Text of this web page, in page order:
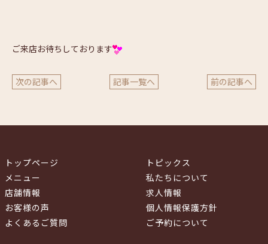
ご来店お待ちしております
次の記事へ 記事一覧へ 前の記事へ
トップページ
メニュー
店舗情報
お客様の声
よくあるご質問
トピックス
私たちについて
求人情報
個人情報保護方針
ご予約について